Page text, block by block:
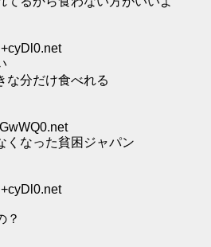
な分だけ食べれる
くなった貧困ジャパン
？